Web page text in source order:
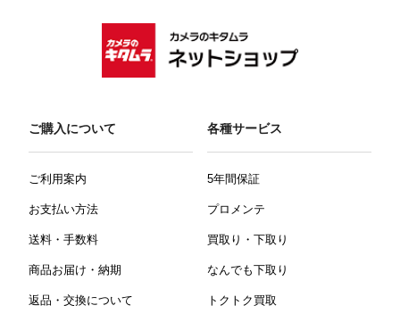
ご購入について
ご利用案内
お支払い方法
送料・手数料
商品お届け・納期
返品・交換について
各種サービス
5年間保証
プロメンテ
買取り・下取り
なんでも下取り
トクトク買取